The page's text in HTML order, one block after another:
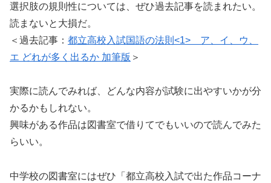
選択肢の規則性については、ぜひ過去記事を読まれたい。
読まないと大損だ。
＜過去記事： 都立高校入試国語の法則<1> ア、イ、ウ、
エ どれが多く出るか 加筆版 ＞
実際に読んでみれば、どんな内容が試験に出やすいかが分
かるかもしれない。
興味がある作品は図書室で借りてでもいいので読んでみた
らいい。
中学校の図書室にはぜひ「都立高校入試で出た作品コーナ